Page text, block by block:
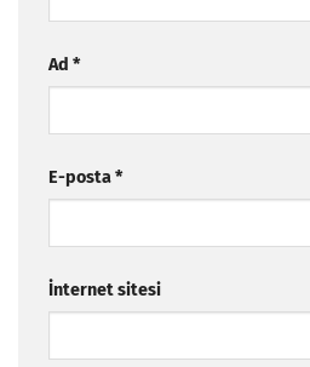
Ad *
E-posta*
İnternet sitesi